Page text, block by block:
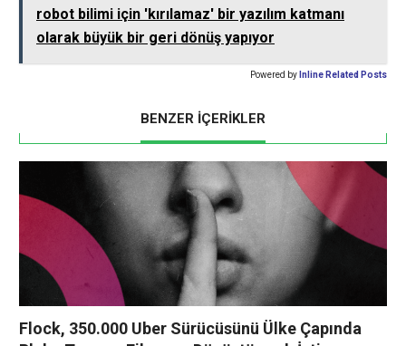
robot bilimi için 'kırılamaz' bir yazılım katmanı
olarak büyük bir geri dönüş yapıyor
Powered by Inline Related Posts
BENZER İÇERİKLER
Flock, 350.000 Uber Sürücüsünü Ülke Çapında